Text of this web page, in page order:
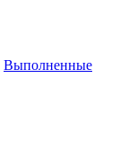
Выполненные